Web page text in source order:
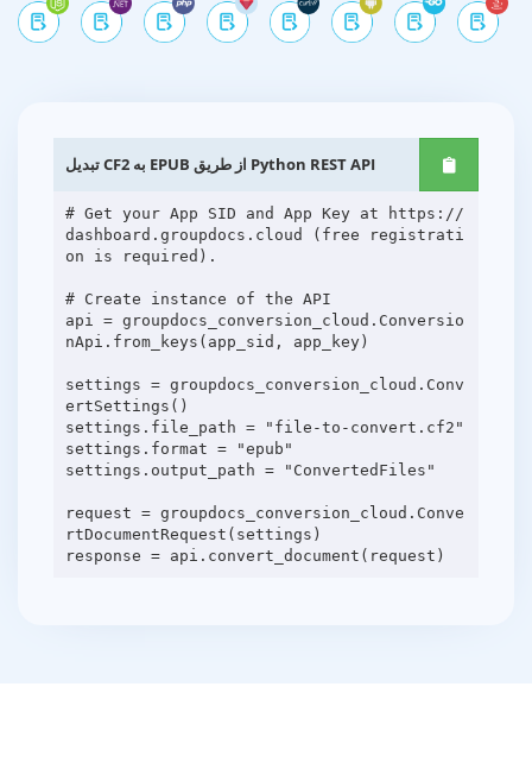
تبدیل CF2 به EPUB از طریق Python REST API
# Get your App SID and App Key at https://
dashboard.groupdocs.cloud (free registrati
on is required).
# Create instance of the API
api = groupdocs_conversion_cloud.Conversio
nApi.from_keys(app_sid, app_key)
settings = groupdocs_conversion_cloud.Conv
ertSettings()
settings.file_path = "file-to-convert.cf2"
settings.format = "epub"
settings.output_path = "ConvertedFiles"
request = groupdocs_conversion_cloud.Conve
rtDocumentRequest(settings)